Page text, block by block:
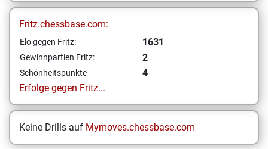
Fritz.chessbase.com:
Elo gegen Fritz: 1631
Gewinnpartien Fritz: 2
Schönheitspunkte
4
Erfolge gegen Fritz...
Keine Drills auf Mymoves.chessbase.com